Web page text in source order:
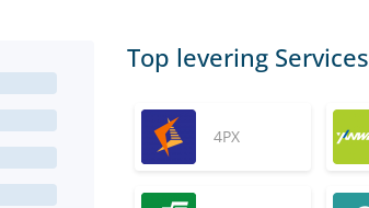
Top levering Services
4PX